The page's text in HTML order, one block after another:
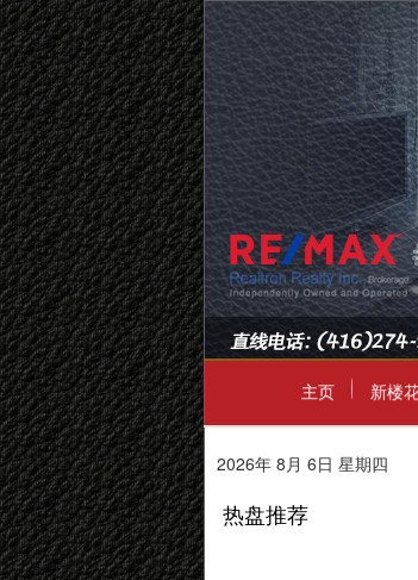
主页 新楼
2026年 8月 6日 星期四
热盘推荐